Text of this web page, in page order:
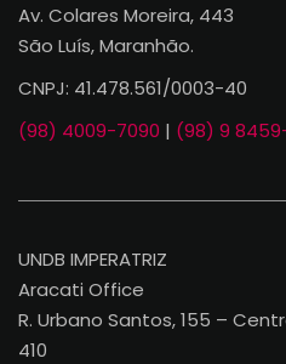
Av. Colares Moreira, 443
São Luís, Maranhão.
CNPJ: 41.478.561/0003-40
(98) 4009-7090 | (98) 9
UNDB IMPERATRIZ
Aracati Office
R. Urbano Santos, 155 –
410